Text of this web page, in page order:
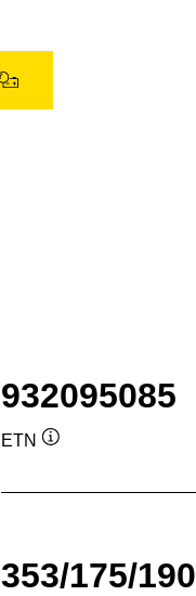
932095085
ETN
353/175/190